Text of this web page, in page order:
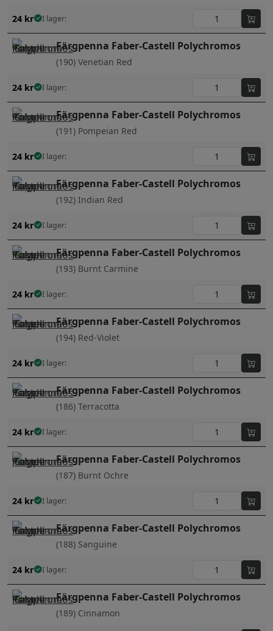
24 kr I lager:
Färgpenna Faber-Castell Polychromos
(190) Venetian Red
24 kr I lager:
Färgpenna Faber-Castell Polychromos
(191) Pompeian Red
24 kr I lager:
Färgpenna Faber-Castell Polychromos
(192) Indian Red
24 kr I lager:
Färgpenna Faber-Castell Polychromos
(193) Burnt Carmine
24 kr I lager:
Färgpenna Faber-Castell Polychromos
(194) Red-Violet
24 kr I lager:
Färgpenna Faber-Castell Polychromos
(186) Terracotta
24 kr I lager:
Färgpenna Faber-Castell Polychromos
(187) Burnt Ochre
24 kr I lager:
Färgpenna Faber-Castell Polychromos
(188) Sanguine
24 kr I lager:
Färgpenna Faber-Castell Polychromos
(189) Cinnamon